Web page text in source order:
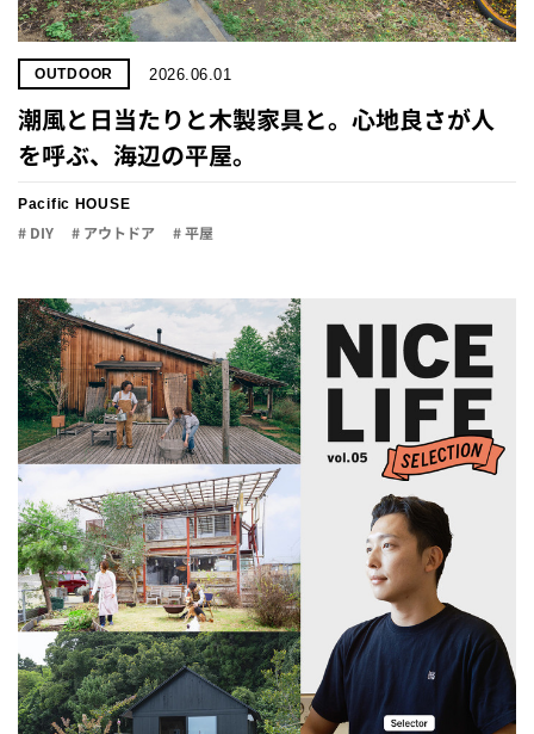
OUTDOOR 2026.06.01
潮風と日当たりと木製家具と。心地良さが人
を呼ぶ、海辺の平屋。
Pacific HOUSE
# DIY # アウトドア # 平屋